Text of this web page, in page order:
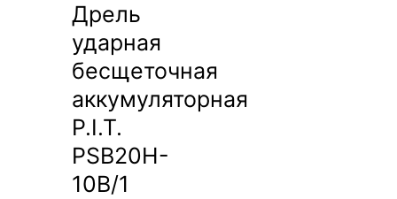
Дрель
ударная
бесщеточная
аккумуляторная
P.I.T.
PSB20H-
10B/1